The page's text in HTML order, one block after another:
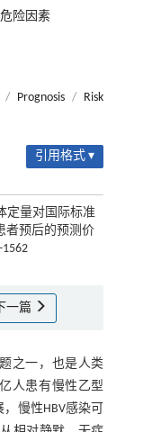
危险因素
/ Prognosis / Risk
引用格式 ▾
定量对国际标准
者预后的预测价
1562
下一篇
之一，也是人类
人患有慢性乙型
慢性HBV感染可